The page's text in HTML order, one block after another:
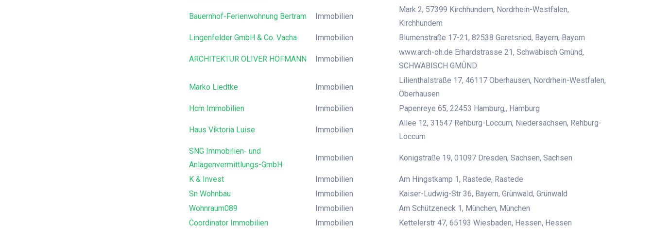
Bauernhof-Ferienwohnung Bertram Immobilien
Mark 2, 57399 Kirchhundem, Nordrhein-Westfalen,
Kirchhundem
Lingenfelder GmbH & Co. Vacha
Immobilien Blumenstraße 17-21, 82538 Geretsried, Bayern, Bayern
ARCHITEKTUR OLIVER HOFMANN Immobilien
www.arch-oh.de Erhardstrasse 21, Schwäbisch Gmünd,
SCHWÄBISCH GMÜND
Marko Liedtke Immobilien
Lilienthalstraße 17, 46117 Oberhausen, Nordrhein-Westfalen,
Oberhausen
Hcm Immobilien
Immobilien Papenreye 65, 22453 Hamburg,, Hamburg
Haus Viktoria Luise Immobilien
Allee 12, 31547 Rehburg-Loccum, Niedersachsen, Rehburg-
Loccum
SNG Immobilien- und
Anlagenvermittlungs-GmbH
Immobilien Königstraße 19, 01097 Dresden, Sachsen, Sachsen
K & Invest Immobilien
Am Hingstkamp 1, Rastede, Rastede
Sn Wohnbau
Immobilien
Kaiser-Ludwig-Str 36, Bayern, Grünwald, Grünwald
Wohnraum089
Immobilien
Am Schützeneck 1, München, München
Coordinator Immobilien
Immobilien Kettelerstr 47, 65193 Wiesbaden, Hessen, Hessen